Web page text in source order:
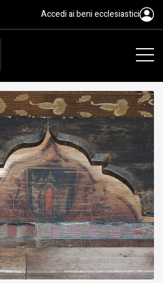
ambito
Accedi ai beni ecclesiastici